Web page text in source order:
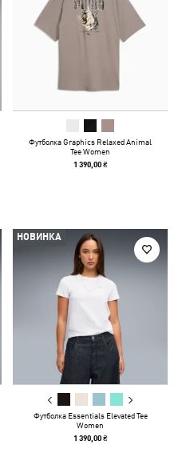
Футболка Graphics Relaxed Animal
Tee Women
1 390,00 ₴
НОВИНКА
Футболка Essentials Elevated Tee
Women
1 390,00 ₴